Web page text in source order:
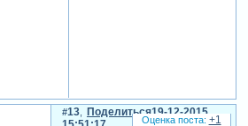
Поделиться
13
19-12-2015
+1